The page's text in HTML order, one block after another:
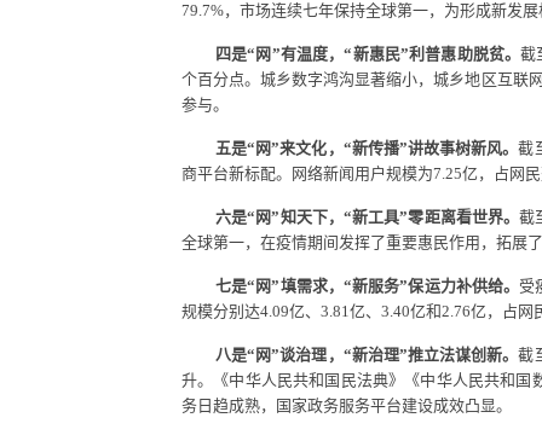
79.7%，市场连续七年保持全球第一，为形成新发
四是“网”有温度，“新惠民”利普惠助脱贫。截
个百分点。城乡数字鸿沟显著缩小，城乡地区互联
参与。
五是“网”来文化，“新传播”讲故事树新风。截
商平台新标配。网络新闻用户规模为7.25亿，占网
六是“网”知天下，“新工具”零距离看世界。截
全球第一，在疫情期间发挥了重要惠民作用，拓展
七是“网”填需求，“新服务”保运力补供给。 受
规模分别达4.09亿、 3.81亿、 3.40亿和2.76亿，占网
八是“网”谈治理，“新治理”推立法谋创新。截
升。《中华人民共和国民法典》《中华人民共和
务日趋成熟，国家政务服务平台建设成效凸显。